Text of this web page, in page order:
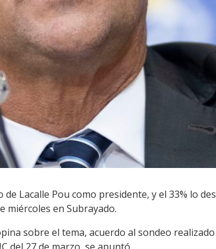
Lacalle Pou como presidente, y el 33% lo
miércoles en Subrayado.
sobre el tema, acuerdo al sondeo